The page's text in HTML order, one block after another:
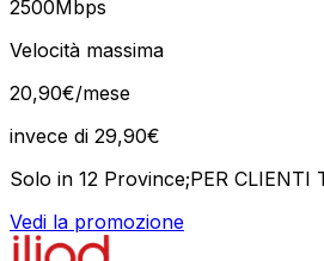
2500 Mbps
Velocità massima
20,90€/mese
invece di 29,90€
Solo in 12 Province;PER CLIENTI
Vedi la promozione